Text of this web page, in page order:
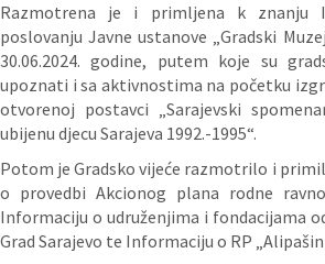
Razmotrena je i primljena k znanju
poslovanju Javne ustanove „Gradski
30.06.2024. godine, putem koje su
upoznati i sa aktivnostima na početku
otvorenoj postavci „Sarajevski
ubijenu djecu Sarajeva 1992.-1995“.
Potom je Gradsko vijeće razmotrilo i
o provedbi Akcionog plana rodne
Informaciju o udruženjima i fondacijama
Grad Sarajevo te Informaciju o RP „Alipašin